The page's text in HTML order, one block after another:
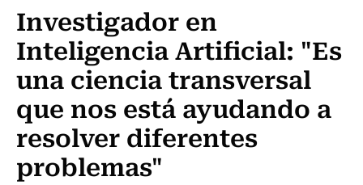
Investigador en
Inteligencia Artificial: "Es
una ciencia transversal
que nos está ayudando a
resolver diferentes
problemas"